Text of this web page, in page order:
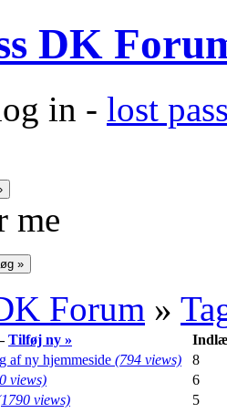
DK
in - lost
me
Forum »
Tilføj ny »
af ny hjemmeside (794 views)
8
views)
6
views)
5